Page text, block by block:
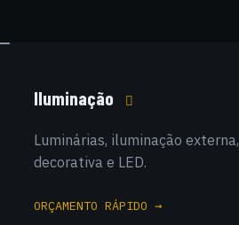
Iluminação
Luminárias, iluminação externa,
decorativa e LED.
ORÇAMENTO RÁPIDO →